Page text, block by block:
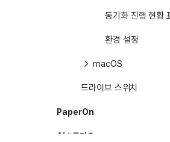
동기화 진행 현황
환경 설정
macOS
드라이브 스위치
PaperOn
AI스튜디오